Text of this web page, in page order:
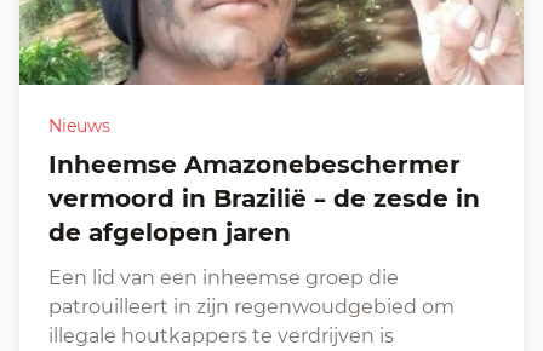
Nieuws
Inheemse Amazonebeschermer
vermoord in Brazilië – de zesde in
de afgelopen jaren
Een lid van een inheemse groep die
patrouilleert in zijn regenwoudgebied om
illegale houtkappers te verdrijven is